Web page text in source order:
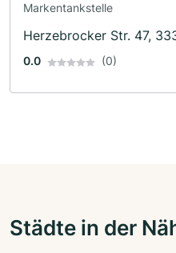
Markentankstelle
Herzebrocker Str. 47,
0.0 (0)
Städte in der